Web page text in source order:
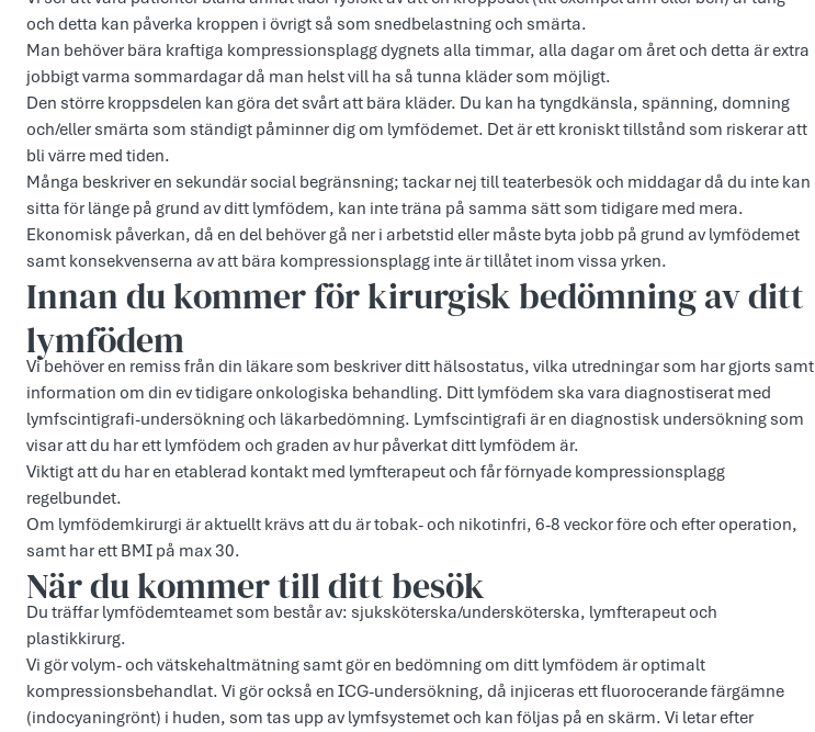
och detta kan påverka kroppen i övrigt så som snedbelastning och smärta. ​ ​
Man behöver bära kraftiga kompressionsplagg dygnets alla timmar, alla dagar om året och detta är extra
jobbigt varma sommardagar då man helst vill ha så tunna kläder som möjligt.
Den större kroppsdelen kan göra det svårt att bära kläder. Du kan ha tyngdkänsla, spänning, domning
och/eller smärta som ständigt påminner dig om lymfödemet. Det är ett kroniskt tillstånd som riskerar att
bli värre med tiden.​
Många beskriver en sekundär social begränsning; tackar nej till teaterbesök och middagar då du inte kan
sitta för länge på grund av ditt lymfödem, kan inte träna på samma sätt som tidigare med mera.
​Ekonomisk påverkan, då en del behöver gå ner i arbetstid eller måste byta jobb på grund av lymfödemet
samt konsekvenserna av att bära kompressionsplagg inte är tillåtet inom vissa yrken.
Innan du kommer för kirurgisk bedömning av ditt
lymfödem
Vi behöver en remiss från din läkare som beskriver ditt hälsostatus, vilka utredningar som har gjorts samt
information om din ev tidigare onkologiska behandling. Ditt lymfödem ska vara diagnostiserat med
lymfscintigrafi-undersökning och läkarbedömning. Lymfscintigrafi är en diagnostisk undersökning som
visar att du har ett lymfödem och graden av hur påverkat ditt lymfödem är.
Viktigt att du har en etablerad kontakt med lymfterapeut och får förnyade kompressionsplagg
regelbundet.
Om lymfödemkirurgi är aktuellt krävs att du är tobak- och nikotinfri, 6-8 veckor före och efter operation,
samt har ett BMI på max 30.
När du kommer till ditt besök
Du träffar lymfödemteamet som består av: sjuksköterska/undersköterska, lymfterapeut och
plastikkirurg.
Vi gör volym- och vätskehaltmätning samt gör en bedömning om ditt lymfödem är optimalt
kompressionsbehandlat. Vi gör också en ICG-undersökning, då injiceras ett fluorocerande färgämne
(indocyaningrönt) i huden, som tas upp av lymfsystemet och kan följas på en skärm. Vi letar efter